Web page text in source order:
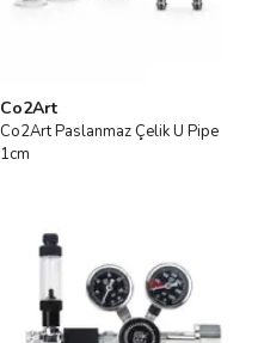
Co2Art
Co2Art Paslanmaz Çelik U Pipe
1cm